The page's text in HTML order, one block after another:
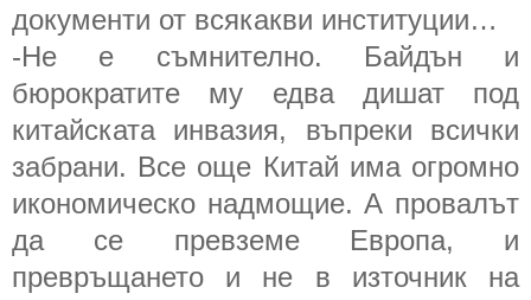
документи от всякакви институции…
-Не е съмнително. Байдън и
бюрократите му едва дишат под
китайската инвазия, въпреки всички
забрани. Все още Китай има огромно
икономическо надмощие. А провалът
да се превземе Европа, и
превръщането и не в източник на